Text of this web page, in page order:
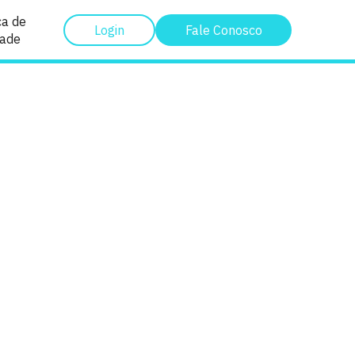
de
Login Fale Conosco